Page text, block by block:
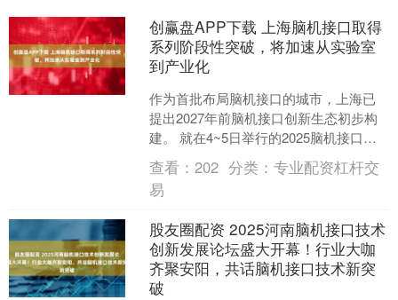
创赢盘APP下载 上海脑机接口取得
系列阶段性突破，将加速从实验室
到产业化
作为首批布局脑机接口的城市，上海已
提出2027年前脑机接口创新生态初步构
建。 就在4~5日举行的2025脑机接口大
会上，多项新技术和产品首发，并揭牌
脑机接口产业....
查看：202 分类：专业配资杠杆交
易
股友圈配资 2025河南脑机接口技术
创新发展论坛盛大开幕！行业大咖
齐聚安阳，共话脑机接口技术新突
破